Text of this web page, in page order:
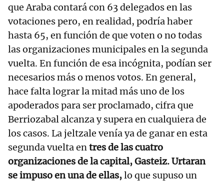
que Araba contará con 63 delegados en las
votaciones pero, en realidad, podría haber
hasta 65, en función de que voten o no todas
las organizaciones municipales en la segunda
vuelta. En función de esa incógnita, podían ser
necesarios más o menos votos. En general,
hace falta lograr la mitad más uno de los
apoderados para ser proclamado, cifra que
Berriozabal alcanza y supera en cualquiera de
los casos. La jeltzale venía ya de ganar en esta
segunda vuelta entres de las cuatro
organizaciones de la capital, Gasteiz. Urtaran
se impuso en una de ellas,lo que supuso un